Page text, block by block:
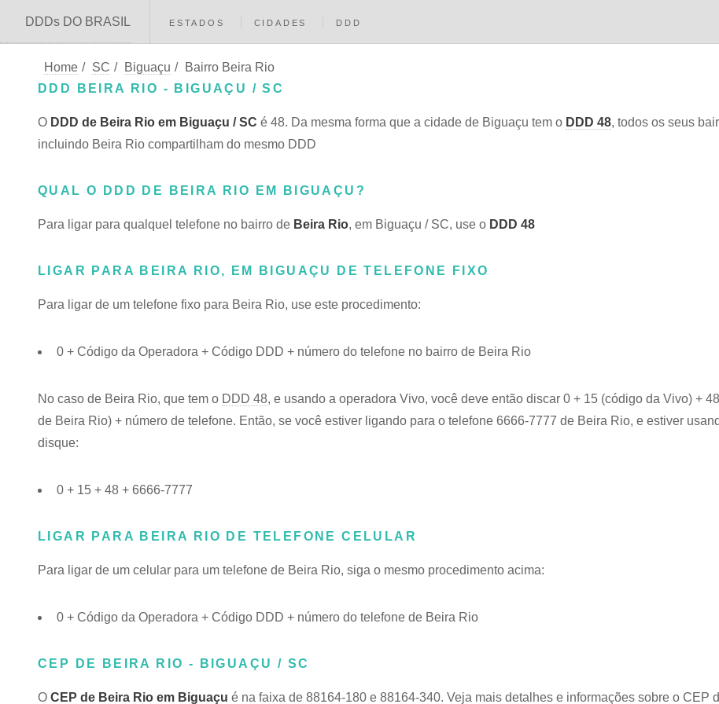
DDDs DO BRASIL ESTADOS CIDADES DDD
Home / SC / Biguaçu /
Bairro Beira Rio
DDD BEIRA RIO - BIGUAÇU / SC
O DDD de Beira Rio em Biguaçu / SC é 48. Da mesma forma que a cidade de Biguaçu tem o DDD 48, todos os seus
incluindo Beira Rio compartilham do mesmo DDD
QUAL O DDD DE BEIRA RIO EM BIGUAÇU?
Para ligar para qualquel telefone no bairro de Beira Rio, em Biguaçu / SC, use o DDD 48
LIGAR PARA BEIRA RIO, EM BIGUAÇU DE TELEFONE FIXO
Para ligar de um telefone fixo para Beira Rio, use este procedimento:
0 + Código da Operadora + Código DDD + número do telefone no bairro de Beira Rio
No caso de Beira Rio, que tem o DDD 48, e usando a operadora Vivo, você deve então discar 0 + 15 (código da Vivo) +
de Beira Rio) + número de telefone. Então, se você estiver ligando para o telefone 6666-7777 de Beira Rio, e estiver
disque:
0 + 15 + 48 + 6666-7777
LIGAR PARA BEIRA RIO DE TELEFONE CELULAR
Para ligar de um celular para um telefone de Beira Rio, siga o mesmo procedimento acima:
0 + Código da Operadora + Código DDD + número do telefone de Beira Rio
CEP DE BEIRA RIO - BIGUAÇU / SC
O CEP de Beira Rio em Biguaçu é na faixa de 88164-180 e 88164-340. Veja mais detalhes e informações sobre o CEP